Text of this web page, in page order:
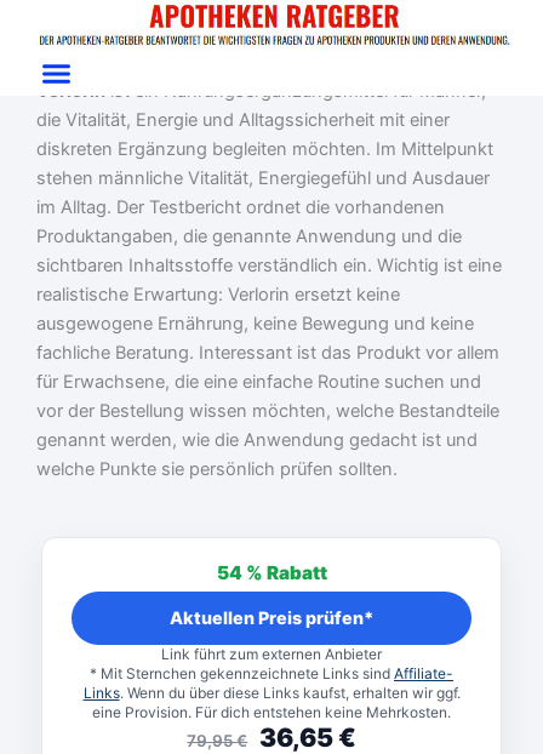
Inhalt
springen
Erwachsenenprobleme/ Verlorin
Verlorin Test: Männer-Routine sachlich erklärt
Verlorin ist ein Nahrungsergänzungsmittel für Männer,
die Vitalität, Energie und Alltagssicherheit mit einer
diskreten Ergänzung begleiten möchten. Im Mittelpunkt
stehen männliche Vitalität, Energiegefühl und Ausdauer
im Alltag. Der Testbericht ordnet die vorhandenen
Produktangaben, die genannte Anwendung und die
sichtbaren Inhaltsstoffe verständlich ein. Wichtig ist eine
realistische Erwartung: Verlorin ersetzt keine
ausgewogene Ernährung, keine Bewegung und keine
fachliche Beratung. Interessant ist das Produkt vor allem
für Erwachsene, die eine einfache Routine suchen und
vor der Bestellung wissen möchten, welche Bestandteile
genannt werden, wie die Anwendung gedacht ist und
welche Punkte sie persönlich prüfen sollten.
54 % Rabatt
79,95€
war:
79,95 €
36,65€
36,65 €.
Aktuellen Preis prüfen*
Link führt zum externen Anbieter
* Mit Sternchen gekennzeichnete Links sind Affiliate-
Links. Wenn du über diese Links kaufst, erhalten wir ggf.
eine Provision. Für dich entstehen keine Mehrkosten.